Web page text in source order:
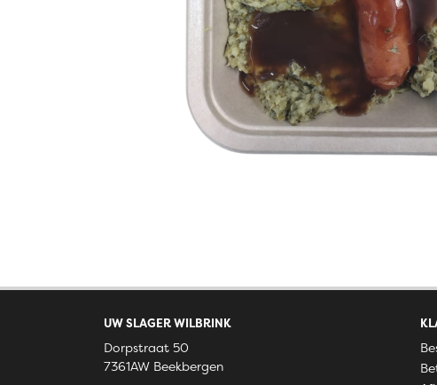
UW SLAGER WILBRINK
Dorpstraat 50
7361AW Beekbergen